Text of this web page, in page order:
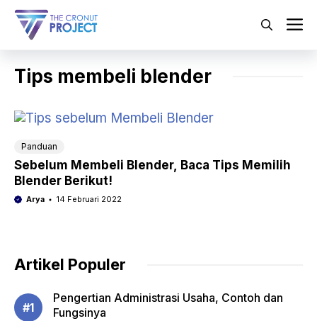
Langsung
Tips membeli blender
Panduan
Sebelum Membeli Blender, Baca Tips Memilih
Blender Berikut!
Arya 14 Februari 2022
Artikel Populer
Pengertian Administrasi Usaha, Contoh dan
Fungsinya